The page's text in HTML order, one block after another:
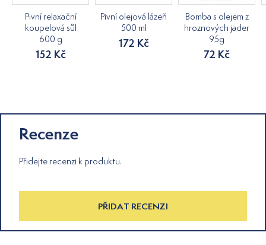
Pivní relaxační
koupelová sůl
600 g
152 Kč
Pivní olejová lázeň
500 ml
172 Kč
Bomba s olejem z
hroznových jader
95g
72 Kč
Recenze
Přidejte recenzi k produktu.
PŘIDAT RECENZI